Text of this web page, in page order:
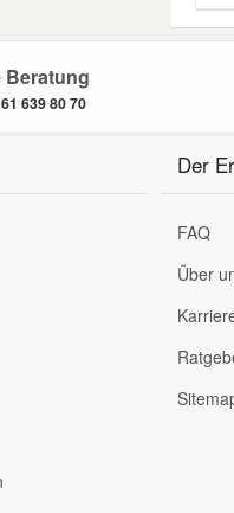
Beratung
639 80 70
Der
FAQ
Über